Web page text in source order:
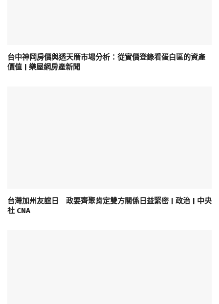
台中神岡房價與透天厝市場分析：從實價登錄看蛋白區的資產
價值 | 樂屋網房產新聞
台灣加州友誼日 政要齊聚肯定雙方關係日益緊密 | 政治 | 中央
社 CNA